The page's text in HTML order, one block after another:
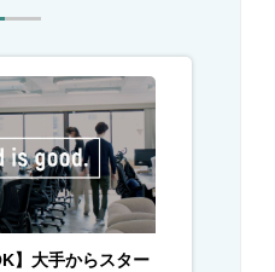
】大手からスター